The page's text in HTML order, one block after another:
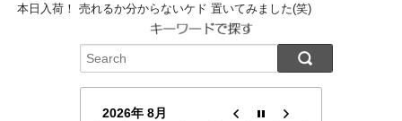
本日入荷！ 売れるか分からないケド 置いてみました(笑)
2026年 8月